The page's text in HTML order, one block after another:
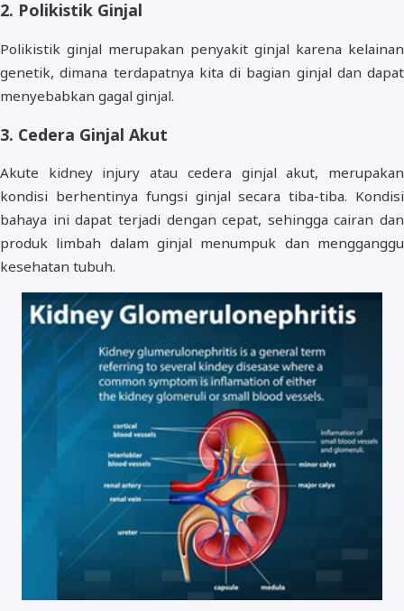
2. Polikistik Ginjal
Polikistik ginjal merupakan penyakit ginjal karena kelainan
genetik, dimana terdapatnya kita di bagian ginjal dan dapat
menyebabkan gagal ginjal.
3. Cedera Ginjal Akut
Akute kidney injury atau cedera ginjal akut, merupakan
kondisi berhentinya fungsi ginjal secara tiba-tiba. Kondisi
bahaya ini dapat terjadi dengan cepat, sehingga cairan dan
produk limbah dalam ginjal menumpuk dan mengganggu
kesehatan tubuh.